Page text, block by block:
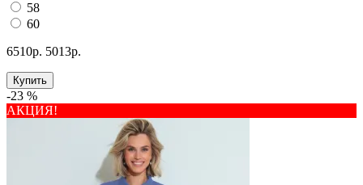
58
60
6510р. 5013р.
Купить
-23 %
АКЦИЯ!